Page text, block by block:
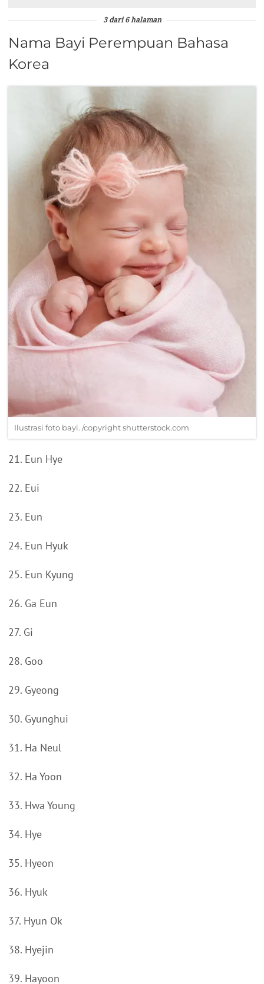
3 dari 6 halaman
Nama Bayi Perempuan Bahasa
Korea
Ilustrasi foto bayi. /copyright shutterstock.com
21. Eun Hye
22. Eui
23. Eun
24. Eun Hyuk
25. Eun Kyung
26. Ga Eun
27. Gi
28. Goo
29. Gyeong
30. Gyunghui
31. Ha Neul
32. Ha Yoon
33. Hwa Young
34. Hye
35. Hyeon
36. Hyuk
37. Hyun Ok
38. Hyejin
39. Hayoon